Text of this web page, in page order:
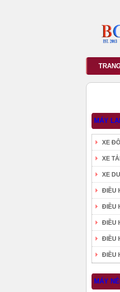
MÁY
XE
XE
XE
ĐIỀU
ĐIỀU
ĐIỀU
ĐIỀU
ĐIỀU
MÁY